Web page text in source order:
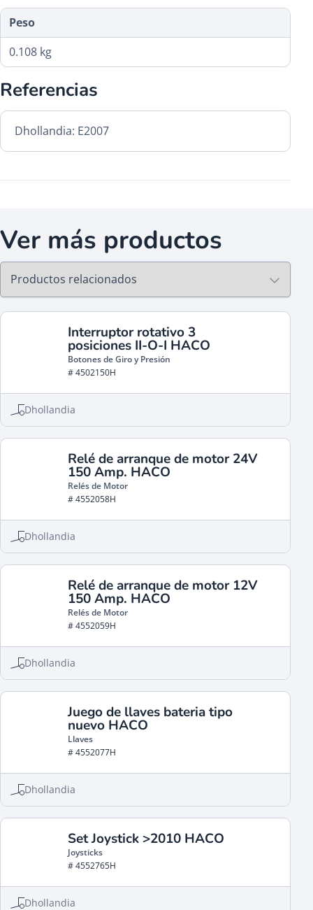
Peso
0.108 kg
Referencias
Dhollandia: E2007
Ver más productos
Interruptor rotativo 3
posiciones II-O-I HACO
Botones de Giro y Presión
# 4502150H
Dhollandia
Relé de arranque de motor 24V
150 Amp. HACO
Relés de Motor
# 4552058H
Dhollandia
Relé de arranque de motor 12V
150 Amp. HACO
Relés de Motor
# 4552059H
Dhollandia
Juego de llaves bateria tipo
nuevo HACO
Llaves
# 4552077H
Dhollandia
Set Joystick >2010 HACO
Joysticks
# 4552765H
Dhollandia